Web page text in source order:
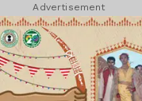
Advertisement